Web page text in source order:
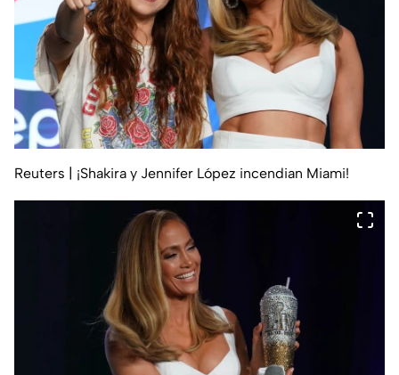
Reuters | ¡Shakira y Jennifer López incendian Miami!